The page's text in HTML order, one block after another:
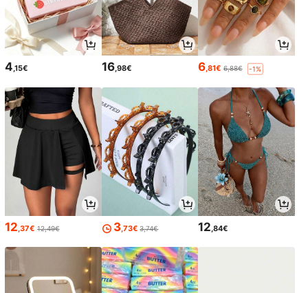
4,15€ 16,98€ 6,81€ 6,88€ -1%
12 ,37€ 12,49€ 3 ,73€ 3,74€ 12 ,84€